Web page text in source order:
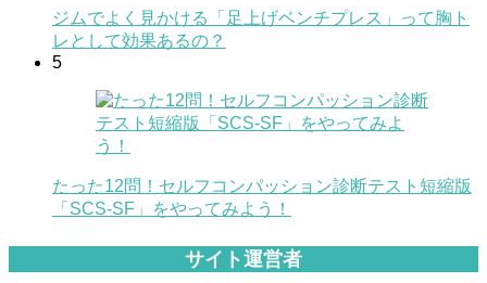
ジムでよく見かける「足上げベンチプレス」って胸ト
レとして効果あるの？
5
たった12問！セルフコンパッション診断テスト短縮版
「SCS-SF」をやってみよう！
サイト運営者